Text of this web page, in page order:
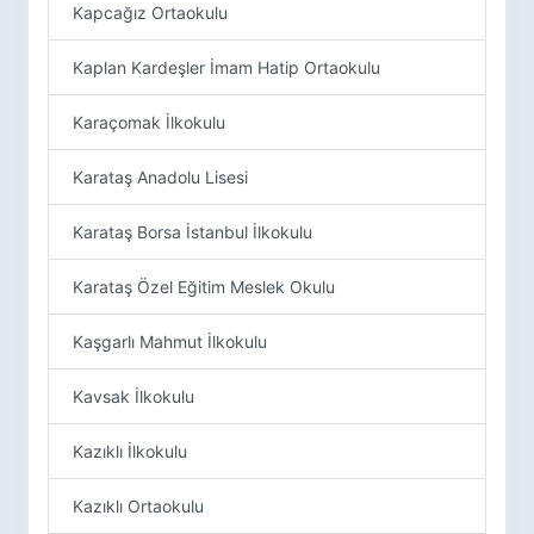
Kapcağız Ortaokulu
Kaplan Kardeşler İmam Hatip Ortaokulu
Karaçomak İlkokulu
Karataş Anadolu Lisesi
Karataş Borsa İstanbul İlkokulu
Karataş Özel Eğitim Meslek Okulu
Kaşgarlı Mahmut İlkokulu
Kavsak İlkokulu
Kazıklı İlkokulu
Kazıklı Ortaokulu